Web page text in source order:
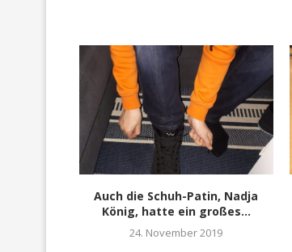
Auch die Schuh-Patin, Nadja
König, hatte ein großes...
24. November 2019